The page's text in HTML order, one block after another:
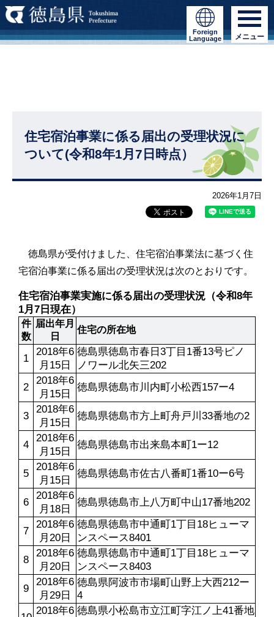
Foreign
Language
メニュー
住宅宿泊事業に係る届出の受理状況に
ついて(令和8年1月7日時点）
2026年1月7日
徳島県が受付けました、住宅宿泊事業法に基づく住
宅宿泊事業に係る届出の受理状況は次のとおりです。
住宅宿泊事業実施に係る届出の受理状況（令和8年
1月7日現在）
件
数
届出年月
日
住宅の所在地
1
2018年6
月15日
徳島県徳島市春日3丁目1番13号ピノ
ノワール北矢三202
2
2018年6
月15日
徳島県徳島市川内町小松西157ー4
3
2018年6
月15日
徳島県徳島市方上町舟戸川33番地の2
4
2018年6
月15日
徳島県徳島市出来島本町1ー12
5
2018年6
月15日
徳島県徳島市佐古八番町1番10ー6号
6
2018年6
月18日
徳島県徳島市上八万町中山17番地202
7
2018年6
月20日
徳島県徳島市中通町1丁目18ヒューマ
ンスペース8401
8
2018年6
月20日
徳島県徳島市中通町1丁目18ヒューマ
ンスペース8403
9
2018年6
月29日
徳島県阿波市市場町山野上大西212ー
4
2018年6 徳島県小松島市立江町字江ノ上41番地